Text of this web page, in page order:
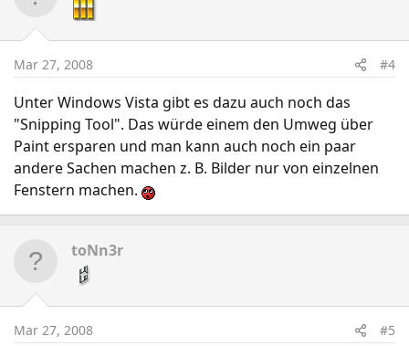
Mar 27, 2008 #4
Unter Windows Vista gibt es dazu auch noch das
"Snipping Tool". Das würde einem den Umweg über
Paint ersparen und man kann auch noch ein paar
andere Sachen machen z. B. Bilder nur von einzelnen
Fenstern machen.
toNn3r
Mar 27, 2008 #5